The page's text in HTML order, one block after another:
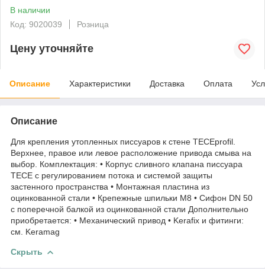
В наличии
Код: 9020039
Розница
Цену уточняйте
Описание Характеристики Доставка Оплата
Описание
Для крепления утопленных писсуаров к стене TECEprofil.
Верхнее, правое или левое расположение привода смыва на
выбор. Комплектация: • Корпус сливного клапана писсуара
TECE с регулированием потока и системой защиты
застенного пространства • Монтажная пластина из
оцинкованной стали • Крепежные шпильки M8 • Сифон DN 50
с поперечной балкой из оцинкованной стали Дополнительно
приобретается: • Механический привод • Kerafix и фитинги:
см. Keramag
Скрыть